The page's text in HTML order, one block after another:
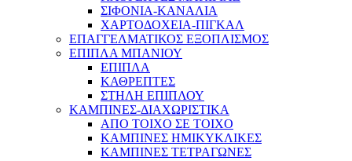
ΣΙΦΟΝΙΑ-ΚΑΝΑΛΙΑ
ΧΑΡΤΟΔΟΧΕΙΑ-ΠΙΓΚΑΛ
ΕΠΑΓΓΕΛΜΑΤΙΚΟΣ ΕΞΟΠΛΙΣΜΟΣ
ΕΠΙΠΛΑ ΜΠΑΝΙΟΥ
ΕΠΙΠΛΑ
ΚΑΘΡΕΠΤΕΣ
ΣΤΗΛΗ ΕΠΙΠΛΟΥ
ΚΑΜΠΙΝΕΣ-ΔΙΑΧΩΡΙΣΤΙΚΑ
ΑΠΟ ΤΟΙΧΟ ΣΕ ΤΟΙΧΟ
ΚΑΜΠΙΝΕΣ ΗΜΙΚΥΚΛΙΚΕΣ
ΚΑΜΠΙΝΕΣ ΤΕΤΡΑΓΩΝΕΣ